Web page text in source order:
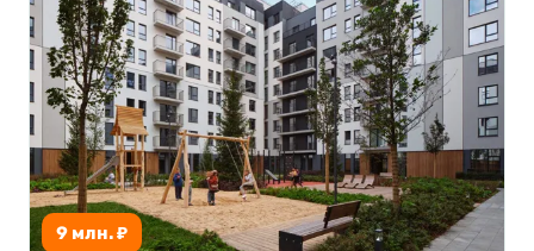
9 млн. ₽